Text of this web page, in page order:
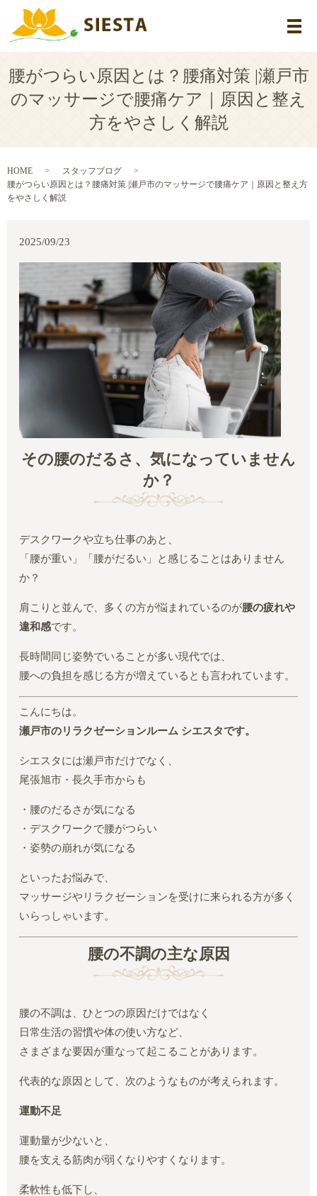
メ
腰がつらい原因とは？腰痛対策 |瀬戸市
のマッサージで腰痛ケア｜原因と整え
方をやさしく解説
HOME
スタッフブログ
腰がつらい原因とは？腰痛対策 |瀬戸市のマッサージで腰痛ケア｜原因と整え方
をやさしく解説
2025/09/23
その腰のだるさ、気になっていません
か？
デスクワークや立ち仕事のあと、
「腰が重い」「腰がだるい」と感じることはありません
か？
肩こりと並んで、多くの方が悩まれているのが腰の疲れや
違和感です。
長時間同じ姿勢でいることが多い現代では、
腰への負担を感じる方が増えているとも言われています。
こんにちは。
瀬戸市のリラクゼーションルーム シエスタです。
シエスタには瀬戸市だけでなく、
尾張旭市・長久手市からも
・腰のだるさが気になる
・デスクワークで腰がつらい
・姿勢の崩れが気になる
といったお悩みで、
マッサージやリラクゼーションを受けに来られる方が多く
いらっしゃいます。
腰の不調の主な原因
腰の不調は、ひとつの原因だけではなく
日常生活の習慣や体の使い方など、
さまざまな要因が重なって起こることがあります。
代表的な原因として、次のようなものが考えられます。
運動不足
運動量が少ないと、
腰を支える筋肉が弱くなりやすくなります。
柔軟性も低下し、